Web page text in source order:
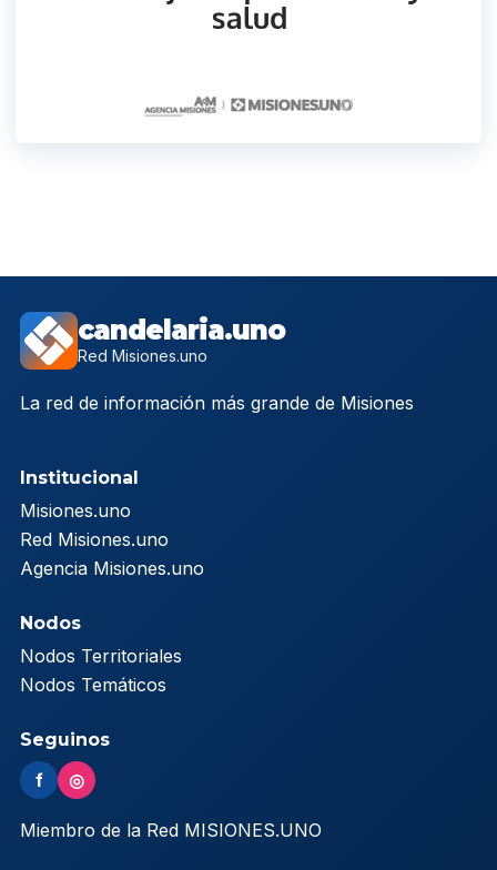
candelaria.uno
Red Misiones.uno
La red de información más grande de Misiones
Institucional
Misiones.uno
Red Misiones.uno
Agencia Misiones.uno
Nodos
Nodos Territoriales
Nodos Temáticos
Seguinos
f ◎
Miembro de la Red MISIONES.UNO